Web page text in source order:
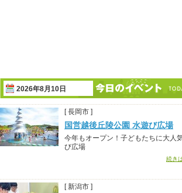
2026年8月10日
[ 長岡市 ]
国営越後丘陵公園 水遊び広場
今年もオープン！子どもたちに大人
び広場
続き
[ 新潟市 ]